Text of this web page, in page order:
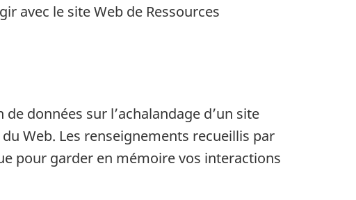
avec le site Web de Ressources
données sur l’achalandage d’un site
Web. Les renseignements recueillis par
pour garder en mémoire vos interactions